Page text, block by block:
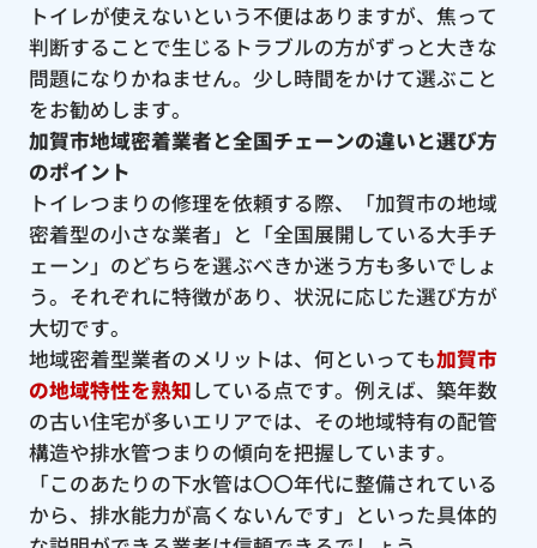
トイレが使えないという不便はありますが、焦って
判断することで生じるトラブルの方がずっと大きな
問題になりかねません。少し時間をかけて選ぶこと
をお勧めします。
加賀市地域密着業者と全国チェーンの違いと選び方
のポイント
トイレつまりの修理を依頼する際、「加賀市の地域
密着型の小さな業者」と「全国展開している大手チ
ェーン」のどちらを選ぶべきか迷う方も多いでしょ
う。それぞれに特徴があり、状況に応じた選び方が
大切です。
地域密着型業者のメリットは、何といっても加賀市
の地域特性を熟知している点です。例えば、築年数
の古い住宅が多いエリアでは、その地域特有の配管
構造や排水管つまりの傾向を把握しています。
「このあたりの下水管は〇〇年代に整備されている
から、排水能力が高くないんです」といった具体的